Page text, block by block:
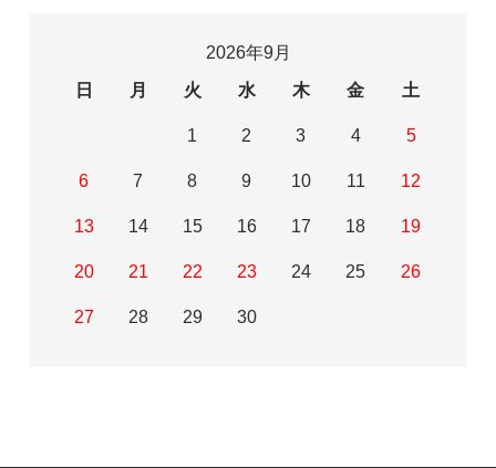
2026年9月
日
月 火 水 木 金 土
1 2 3 4 5
6 7 8 9 10 11 12
13 14 15 16 17 18 19
20 21 22 23 24 25 26
27 28 29 30